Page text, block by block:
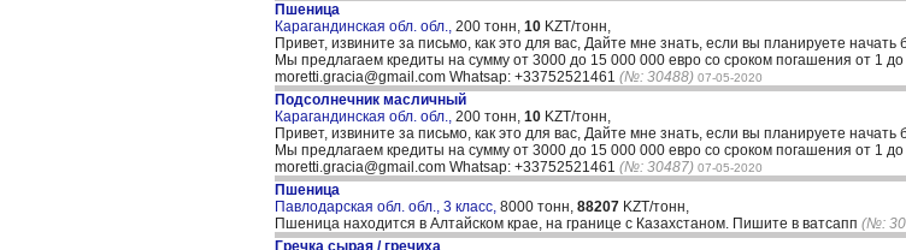
Пшеница
Карагандинская обл. обл., 200 тонн, 10 KZT/тонн,
Привет, извините за письмо, как это для вас, Дайте мне знать, если вы планируете
Мы предлагаем кредиты на сумму от 3000 до 15 000 000 евро со сроком погашения от 1 до
moretti.gracia@gmail.com Whatsap: +33752521461 (№: 30488) 07-05-2020
Подсолнечник масличный
Карагандинская обл. обл., 200 тонн, 10 KZT/тонн,
Привет, извините за письмо, как это для вас, Дайте мне знать, если вы планируете
Мы предлагаем кредиты на сумму от 3000 до 15 000 000 евро со сроком погашения от 1 до
moretti.gracia@gmail.com Whatsap: +33752521461 (№: 30487) 07-05-2020
Пшеница
Павлодарская обл. обл., 3 класс, 8000 тонн, 88207 KZT/тонн,
Пшеница находится в Алтайском крае, на границе с Казахстаном. Пишите в ватсапп (№:
Гречка сырая / гречиха